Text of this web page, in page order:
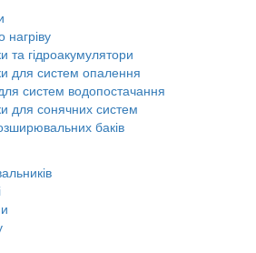
та гідроакумулятори
для систем опалення
систем водопостачання
для сонячних систем
баків